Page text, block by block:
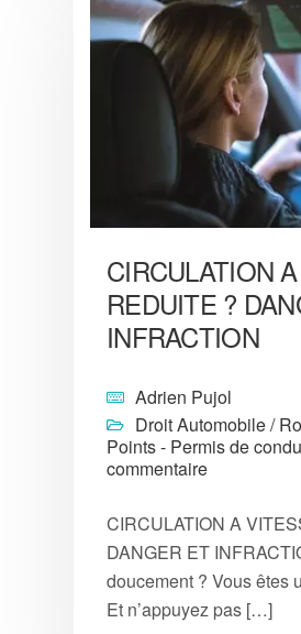
CIRCULATION
REDUITE ?
INFRACTION
Adrien Pujol
Droit Automobile /
Points - Permis de
commentaire
CIRCULATION A
DANGER ET
doucement ? Vous êtes
Et n’appuyez pas […]